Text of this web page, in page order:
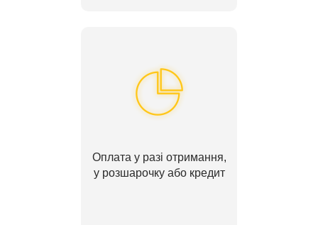
Оплата у разі отримання,
у розшарочку або кредит